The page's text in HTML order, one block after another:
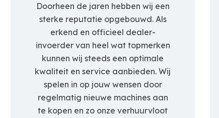
Doorheen de jaren hebben wij een
sterke reputatie opgebouwd. Als
erkend en officieel dealer-
invoerder van heel wat topmerken
kunnen wij steeds een optimale
kwaliteit en service aanbieden. Wij
spelen in op jouw wensen door
regelmatig nieuwe machines aan
te kopen en zo onze verhuurvloot